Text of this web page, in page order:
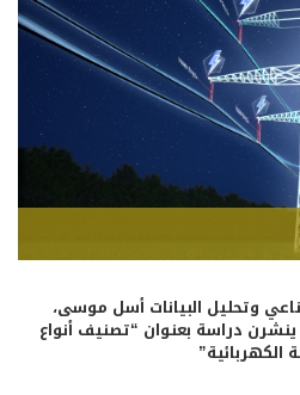
وتحليل البيانات أسل موسى،
دراسة بعنوان “تصنيف أنواع